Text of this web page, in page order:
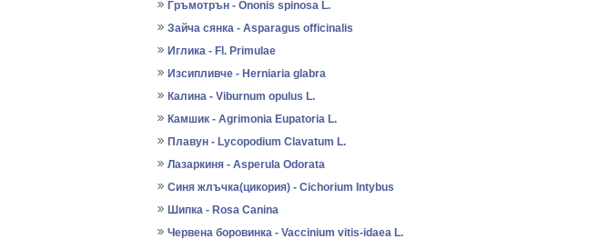
Гръмотрън - Ononis spinosa L.
Зайча сянка - Asparagus officinalis
Иглика - Fl. Primulae
Изсипливче - Herniaria glabra
Калина - Viburnum opulus L.
Камшик - Agrimonia Eupatoria L.
Плавун - Lycopodium Clavatum L.
Лазаркиня - Asperula Odorata
Синя жлъчка(цикория) - Cichorium Intybus
Шипка - Rosa Canina
Червена боровинка - Vaccinium vitis-idaea L.